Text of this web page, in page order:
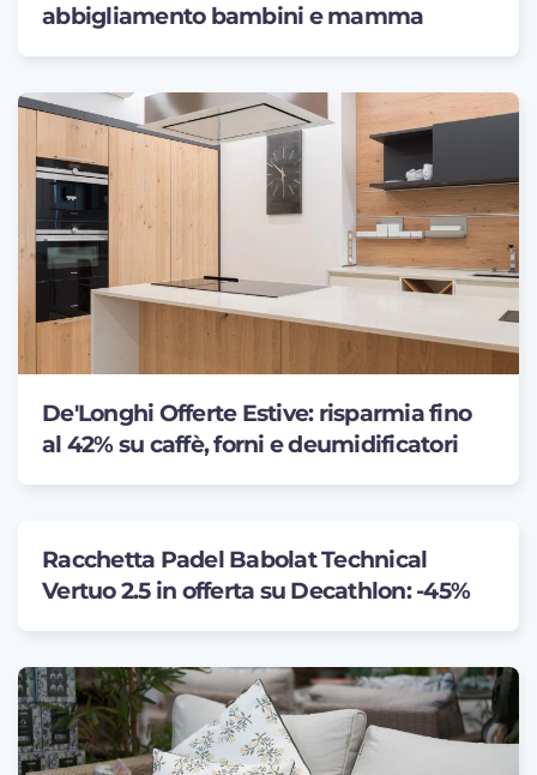
abbigliamento bambini e mamma
De'Longhi Offerte Estive: risparmia fino
al 42% su caffè, forni e deumidificatori
Racchetta Padel Babolat Technical
Vertuo 2.5 in offerta su Decathlon: -45%